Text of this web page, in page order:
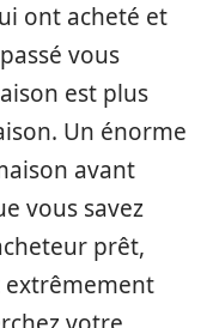
ont acheté et
vous
est plus
Un énorme
avant
vous savez
prêt,
extrêmement